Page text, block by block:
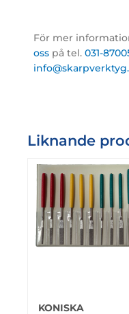
För mer
oss på tel.031-
Liknande
KONISKA